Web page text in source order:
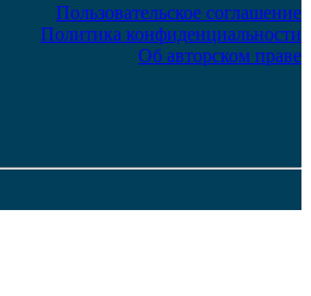
Пользовательское соглашение
Политика конфиденциальности
Об авторском праве